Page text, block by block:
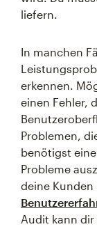
liefern.
In manchen
erkennen.
einen Fehler,
Problemen,
benötigst
Probleme
deine
Audit kann